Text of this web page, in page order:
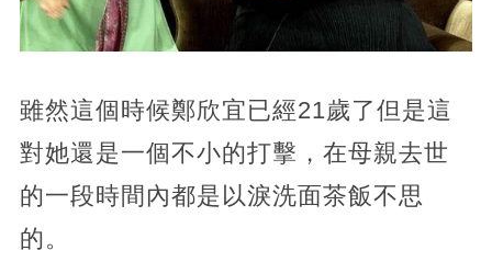
雖然這個時候鄭欣宜已經21歲了但是這
對她還是一個不小的打擊，在母親去世
的一段時間內都是以淚洗面茶飯不思
的。